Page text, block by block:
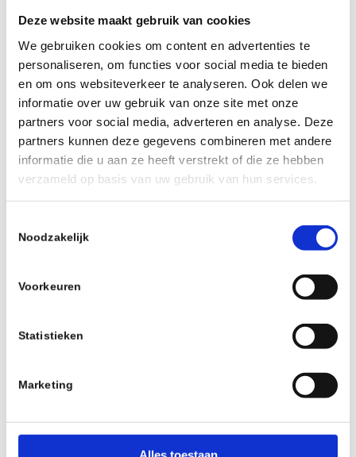
Deze website maakt gebruik van cookies
We gebruiken cookies om content en advertenties te
personaliseren, om functies voor social media te bieden
en om ons websiteverkeer te analyseren. Ook delen we
informatie over uw gebruik van onze site met onze
partners voor social media, adverteren en analyse. Deze
partners kunnen deze gegevens combineren met andere
informatie die u aan ze heeft verstrekt of die ze hebben
verzameld op basis van uw gebruik van hun services.
Noodzakelijk
Voorkeuren
Statistieken
Marketing
Wij komen altijd (vrijblijvend) langs om de situatie
goed in te schatten.
U ontvangt altijd eenduidelijke offertevoordat we
aan de slag gaan.
Nood breekt wet.Wat niet kan wachten, pakken
we gelijk aan en lossen we direct voor u op.